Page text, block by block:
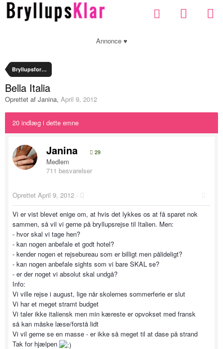
Annonce ♥
Bryllupsforberedelser
Bella Italia
Oprettet af Janina, April 9, 2012
20 indlæg i dette emne
Janina 29
Medlem
711 besvarelser
Oprettet April 9, 2012 ·
Vi er vist blevet enige om, at hvis det lykkes os at få sparet nok
sammen, så vil vi gerne på bryllupsrejse til Italien. Men:
- hvor skal vi tage hen?
- kan nogen anbefale et godt hotel?
- kender nogen et rejsebureau som er billigt men pålideligt?
- kan nogen anbefale sights som vi bare SKAL se?
- er der noget vi absolut skal undgå?
Info:
Vi ville rejse i august, lige når skolernes sommerferie er slut
Vi har et meget stramt budget
Vi taler ikke italiensk men min kæreste er opvokset med fransk
så kan måske læse/forstå lidt
Vi vil gerne se en masse - er ikke så meget til at dase på strand
Tak for hjælpen